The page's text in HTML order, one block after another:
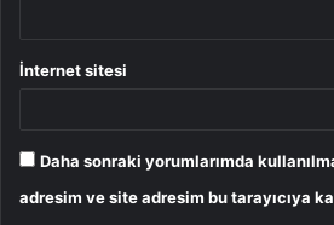
İnternet sitesi
Daha sonraki yorumlarımda
adresim ve site adresim bu tarayıcıya